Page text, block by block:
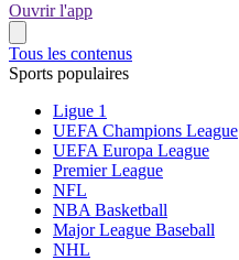
Ouvrir l'app
Tous les contenus
Sports populaires
Ligue 1
UEFA Champions League
UEFA Europa League
Premier League
NFL
NBA Basketball
Major League Baseball
NHL